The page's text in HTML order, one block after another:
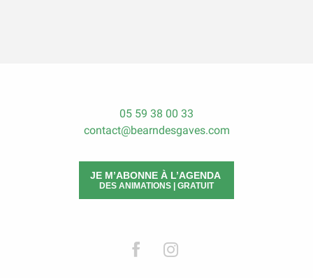
05 59 38 00 33
contact@bearndesgaves.com
JE M’ABONNE À L’AGENDA
DES ANIMATIONS | GRATUIT